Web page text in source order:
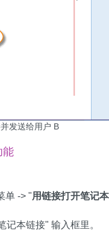
发送给用户 B
能
单 -> "用链接打开笔记本
本链接" 输入框里。